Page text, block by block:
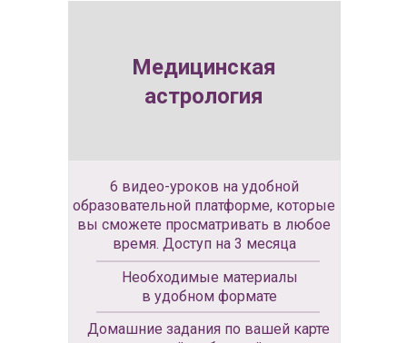
6 видео-уроков на удобной
образовательной платформе, которые
вы сможете просматривать в любое
время. Доступ на 3 месяца
Необходимые материалы
в удобном формате
Домашние задания по вашей карте
Медицинская
астрология